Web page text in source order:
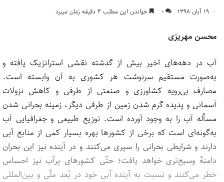
۱۹ آبان ۱۳۹۸ ۰ خواندن این مطلب ۴ دقیقه زمان میبرد
محسن مهریزی
آب در دهه‌های اخیر بیش از گذشته نقشی استراتژیک یافته و
به‌صورت مستقیم سرنوشت هر کشوری به آن وابسته است.
مصارف بی‌رویه کشاورزی و صنعتی از طرفی و کاهش نزولات
آسمانی و پدیده گرم شدن زمین از طرفی دیگر، زمینه بحرانی شدن
مسأله آب را به وجود آورده است. توزیع طبیعی و جغرافیایی آب
به‌گونه‌ای است که برخی از کشورها بهره بسیار کمی از منابع آبی
دارند و شرایطی بحرانی را سپری می‌کنند و در آینده نیز این بحران
دامنهٔ وسیع‌تری خواهد یافت؛ حتّی کشورهای پرآب نیز احساس
خطر می‌کنند و نسبت به آینده آبی خود در بُعد ملّی و بین‌المللی